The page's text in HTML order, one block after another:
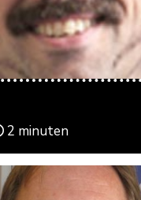
2 minuten